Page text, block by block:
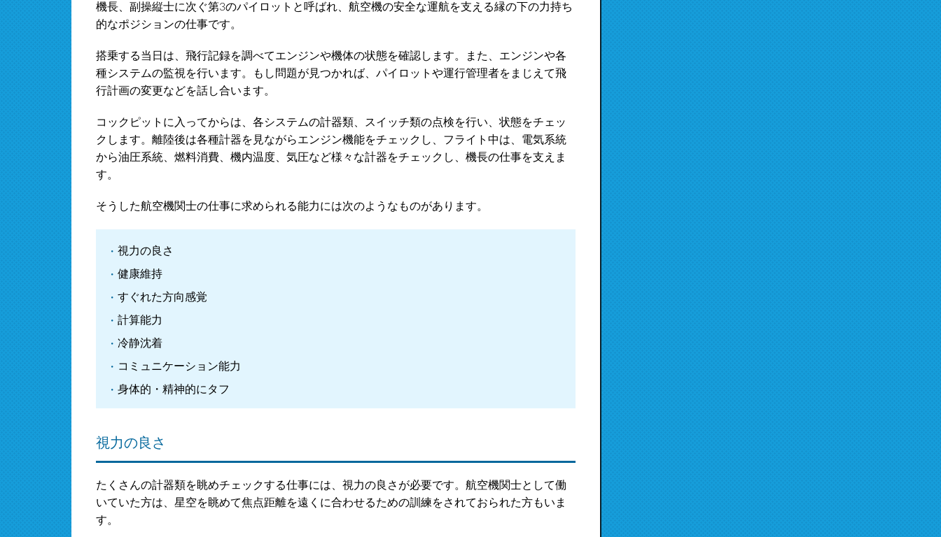
機長、副操縦士に次ぐ第3のパイロットと呼ばれ、航空機の安全な運航を支える縁の下の力持ち
的なポジションの仕事です。
搭乗する当日は、飛行記録を調べてエンジンや機体の状態を確認します。また、エンジンや各
種システムの監視を行います。もし問題が見つかれば、パイロットや運行管理者をまじえて飛
行計画の変更などを話し合います。
コックピットに入ってからは、各システムの計器類、スイッチ類の点検を行い、状態をチェッ
クします。離陸後は各種計器を見ながらエンジン機能をチェックし、フライト中は、電気系統
から油圧系統、燃料消費、機内温度、気圧など様々な計器をチェックし、機長の仕事を支えま
す。
そうした航空機関士の仕事に求められる能力には次のようなものがあります。
視力の良さ
健康維持
すぐれた方向感覚
計算能力
冷静沈着
コミュニケーション能力
身体的・精神的にタフ
視力の良さ
たくさんの計器類を眺めチェックする仕事には、視力の良さが必要です。航空機関士として働
いていた方は、星空を眺めて焦点距離を遠くに合わせるための訓練をされておられた方もいま
す。